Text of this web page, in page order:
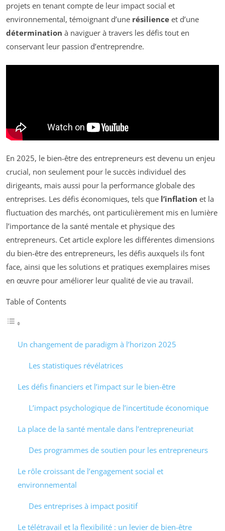
projets en tenant compte de leur impact social et
environnemental, témoignant d’une résilience et d’une
détermination à naviguer à travers les défis tout en
conservant leur passion d’entreprendre.
En 2025, le bien-être des entrepreneurs est devenu un enjeu
crucial, non seulement pour le succès individuel des
dirigeants, mais aussi pour la performance globale des
entreprises. Les défis économiques, tels que l’inflation et la
fluctuation des marchés, ont particulièrement mis en lumière
l’importance de la santé mentale et physique des
entrepreneurs. Cet article explore les différentes dimensions
du bien-être des entrepreneurs, les défis auxquels ils font
face, ainsi que les solutions et pratiques exemplaires mises
en œuvre pour améliorer leur qualité de vie au travail.
Table of Contents
Un changement de paradigm à l’horizon 2025
Les statistiques révélatrices
Les défis financiers et l’impact sur le bien-être
L’impact psychologique de l’incertitude économique
La place de la santé mentale dans l’entrepreneuriat
Des programmes de soutien pour les entrepreneurs
Le rôle croissant de l’engagement social et
environnemental
Des entreprises à impact positif
Le télétravail et la flexibilité : un levier de bien-être